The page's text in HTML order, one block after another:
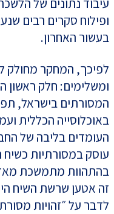
ופילוח סקרים רבים
בעשור האחרון.
לפיכך, המחקר מחולק
ומשלימים: חלק ראשון
המסורתים בישראל,
באוכלוסייה הכללית
העומדים בליבה של
עוסק במסורתיות כשיח
בהתהוות מתמשכת
זה אטען שרשת השיח
לדבר על ״זהויות